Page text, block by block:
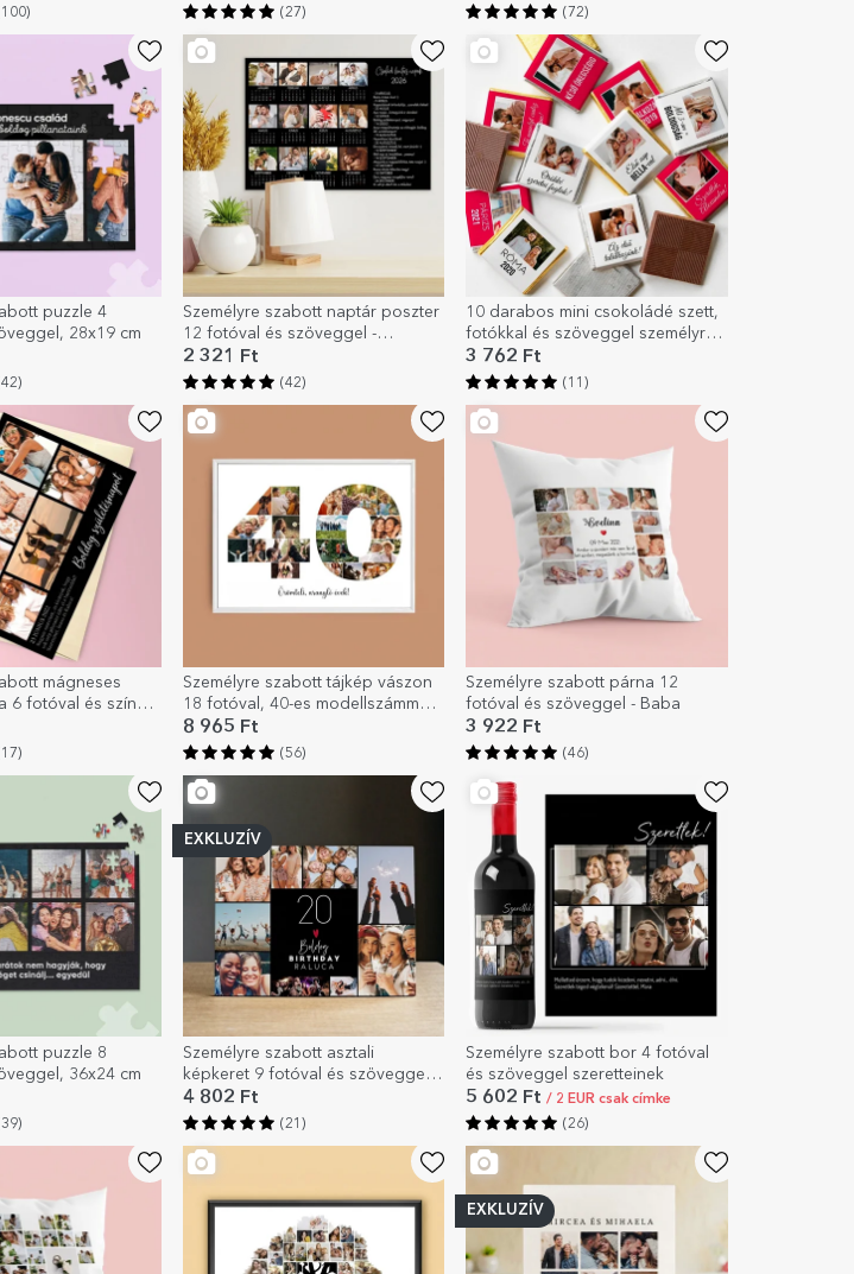
(27) (72)
puzzle 4
28x19 cm
Személyre szabott naptár poszter
12 fotóval és szöveggel -
Különleges napok
2 321 Ft
(42)
10 darabos mini csokoládé szett,
fotókkal és szöveggel személyre
szabva
3 762 Ft
(11)
mágneses
6 fotóval és színes
Személyre szabott tájkép vászon
18 fotóval, 40-es modellszámmal
és szöveges üzenettel
8 965 Ft
(56)
Személyre szabott párna 12
fotóval és szöveggel - Baba
3 922 Ft
(46)
puzzle 8
36x24 cm
EXKLUZÍV
Személyre szabott asztali
képkeret 9 fotóval és szöveggel –
Boldog születésnapot!
4 802 Ft
(21)
Személyre szabott bor 4 fotóval
és szöveggel szeretteinek
5 602 Ft/ 2 EUR csak címke
(26)
EXKLUZÍV